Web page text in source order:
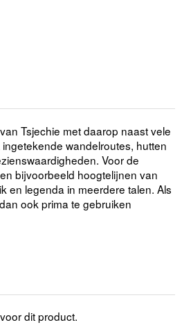
Tsjechie met daarop naast vele
wandelroutes, hutten
Voor de
bijvoorbeeld hoogtelijnen van
en legenda in meerdere talen. Als
ook prima te gebruiken
dit product.